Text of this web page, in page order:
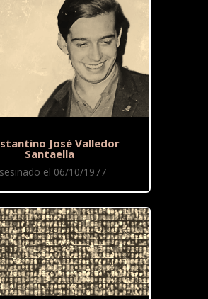
José Valledor
Santaella
el 06/10/1977